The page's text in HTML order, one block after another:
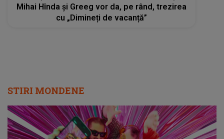
Mihai Hînda și Greeg vor da, pe rând, trezirea
cu „Dimineți de vacanță”
STIRI MONDENE